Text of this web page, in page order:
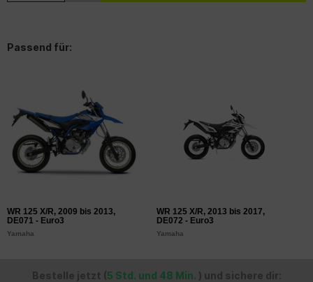
Passend für:
WR 125 X/R, 2009 bis 2013,
DE071 - Euro3
Yamaha
WR 125 X/R, 2013 bis 2017,
DE072 - Euro3
Yamaha
Bestelle jetzt ( 5 Std. und 48 Min. ) und sichere dir: